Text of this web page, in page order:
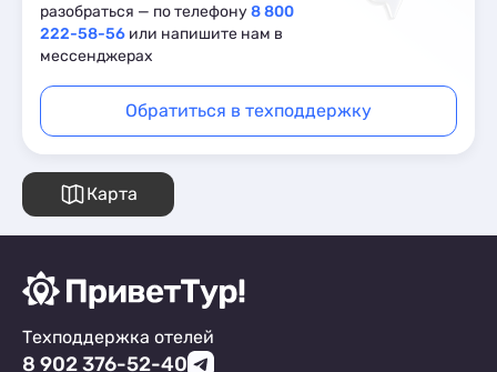
разобраться — по телефону8 800
222-58-56 или напишите нам в
мессенджерах
Обратиться в техподдержку
Карта
Техподдержка отелей
8 902 376-52-40